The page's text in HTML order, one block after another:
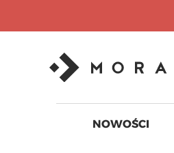
NOWOŚCI